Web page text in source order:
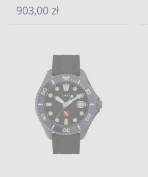
903,00 zł